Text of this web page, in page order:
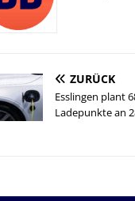
ZURÜCK
Esslingen plant
Ladepunkte an